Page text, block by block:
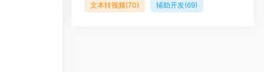
文本转视频(70) 辅助开发(69)